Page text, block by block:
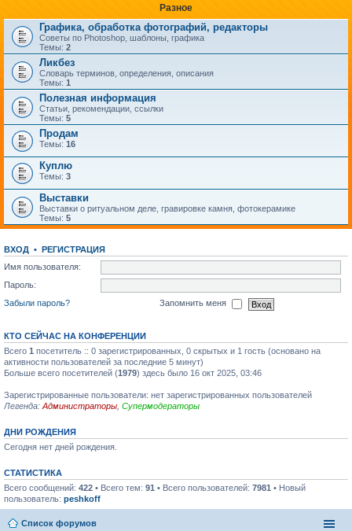
Разное
Графика, обработка фотографий, редакторы
Советы по Photoshop, шаблоны, графика
Темы: 2
Ликбез
Словарь терминов, определения, описания
Темы: 1
Полезная информация
Статьи, рекомендации, ссылки
Темы: 5
Продам
Темы: 16
Куплю
Темы: 3
Выставки
Выставки о ритуальном деле, гравировке камня, фотокерамике
Темы: 5
ВХОД • РЕГИСТРАЦИЯ
Имя пользователя:
Пароль:
Забыли пароль?
Запомнить меня
КТО СЕЙЧАС НА КОНФЕРЕНЦИИ
Всего 1 посетитель :: 0 зарегистрированных, 0 скрытых и 1 гость (основано на
активности пользователей за последние 5 минут)
Больше всего посетителей (1979) здесь было 16 окт 2025, 03:46
Зарегистрированные пользователи: нет зарегистрированных пользователей
Легенда: Администраторы Супермодераторы
ДНИ РОЖДЕНИЯ
Сегодня нет дней рождения.
СТАТИСТИКА
Всего сообщений: 422 • Всего тем: 91 • Всего пользователей: 7981 • Новый
пользователь: peshkoff
Список форумов